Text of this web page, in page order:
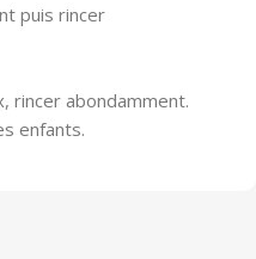
puis rincer
rincer abondamment.
enfants.